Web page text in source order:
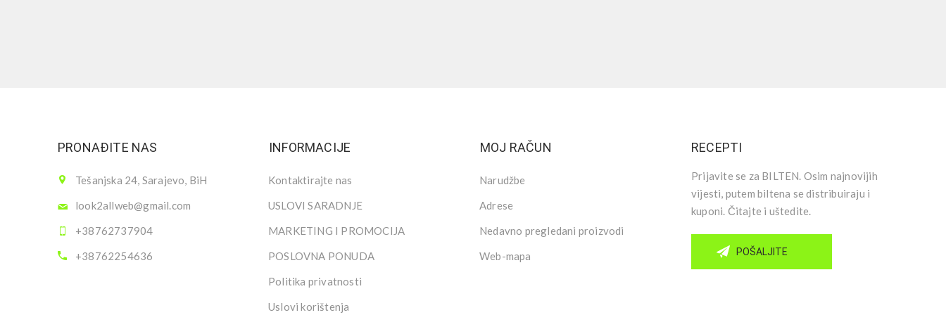
PRONAĐITE NAS
Tešanjska 24, Sarajevo, BiH
look2allweb@gmail.com
+38762737904
+38762254636
INFORMACIJE
Kontaktirajte nas
USLOVI SARADNJE
MARKETING I PROMOCIJA
POSLOVNA PONUDA
Politika privatnosti
Uslovi korištenja
MOJ RAČUN
Narudžbe
Adrese
Nedavno pregledani proizvodi
Web-mapa
RECEPTI
Prijavite se za BILTEN. Osim najnovijih
vijesti, putem biltena se distribuiraju i
kuponi. Čitajte i uštedite.
POŠALJITE